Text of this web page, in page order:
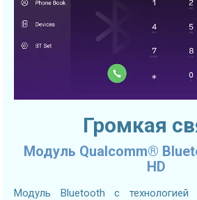
Громкая
Модуль Qualcomm®
HD
Модуль Bluetooth с технологией